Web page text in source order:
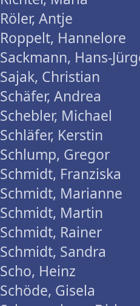
Röler, Antje
Roppelt, Hannelore
Sackmann, Hans-
Sajak, Christian
Schäfer, Andrea
Schebler, Michael
Schläfer, Kerstin
Schlump, Gregor
Schmidt, Franziska
Schmidt, Marianne
Schmidt, Martin
Schmidt, Rainer
Schmidt, Sandra
Scho, Heinz
Schöde, Gisela